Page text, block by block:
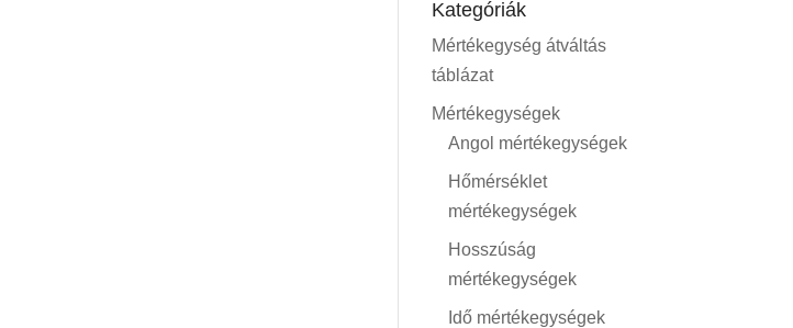
Kategóriák
Mértékegység átváltás
táblázat
Mértékegységek
Angol mértékegységek
Hőmérséklet
mértékegységek
Hosszúság
mértékegységek
Idő mértékegységek